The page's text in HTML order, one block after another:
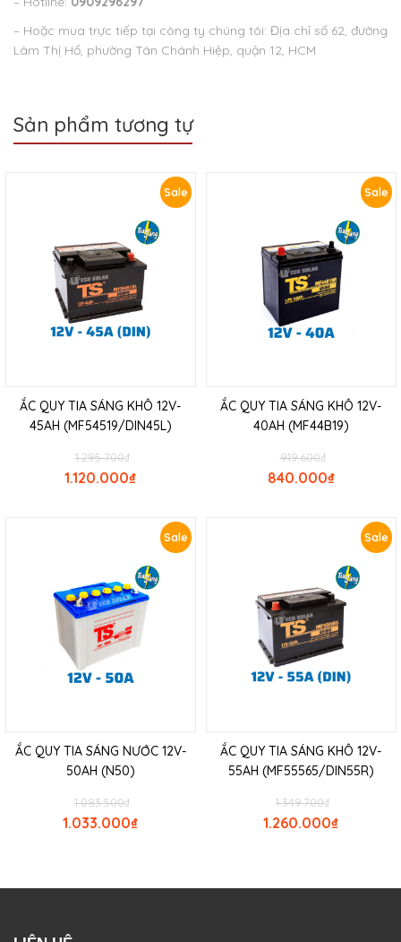
– Hoặc mua trực tiếp tại công ty chúng tôi: Địa chỉ số 62, đường
Lâm Thị Hố, phường Tân Chánh Hiệp, quận 12, HCM
Sản phẩm tương tự
Sale
ẮC QUY TIA SÁNG KHÔ 12V-
45AH (MF54519/DIN45L)
₫
1.295.700
₫
1.120.000
Sale
ẮC QUY TIA SÁNG KHÔ 12V-
40AH (MF44B19)
₫
919.600
₫
840.000
Sale
ẮC QUY TIA SÁNG NƯỚC 12V-
50AH (N50)
₫
1.083.500
₫
1.033.000
Sale
ẮC QUY TIA SÁNG KHÔ 12V-
55AH (MF55565/DIN55R)
₫
1.349.700
₫
1.260.000